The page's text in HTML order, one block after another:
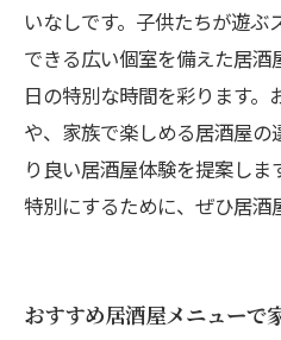
いなしです。子供たちが遊ぶ
できる広い個室を備えた居
日の特別な時間を彩ります。
や、家族で楽しめる居酒屋
り良い居酒屋体験を提案しま
特別にするために、ぜひ居酒
おすすめ居酒屋メニューで